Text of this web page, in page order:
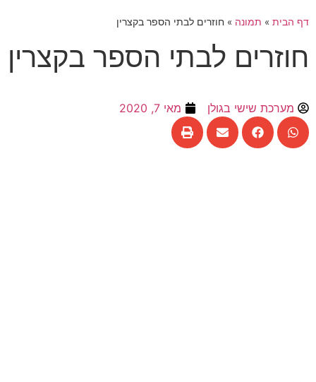
דף הבית » תמונה » חוזרים לבתי הספר בקצרין
חוזרים לבתי הספר בקצרין
מערכת שישי בגולן מאי 7, 2020